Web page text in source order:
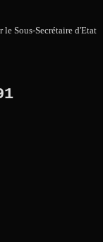
le Sous-Secrétaire d'Etat